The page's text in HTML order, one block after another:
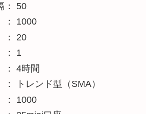
： 50
1000
20
1
4時間
ンド型（SMA）
1000